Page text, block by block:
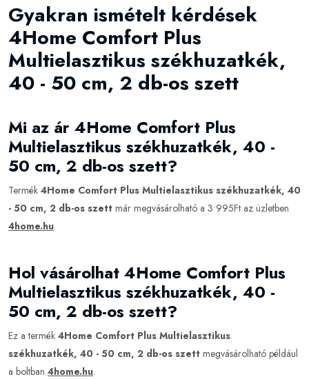
Gyakran ismételt kérdések
4Home Comfort Plus
Multielasztikus székhuzatkék,
40 - 50 cm, 2 db-os szett
Mi az ár 4Home Comfort Plus
Multielasztikus székhuzatkék, 40 -
50 cm, 2 db-os szett?
Termék 4Home Comfort Plus Multielasztikus székhuzatkék, 40
- 50 cm, 2 db-os szett már megvásárolható a 3 995Ft az üzletben
4home.hu.
Hol vásárolhat 4Home Comfort Plus
Multielasztikus székhuzatkék, 40 -
50 cm, 2 db-os szett?
Ez a termék 4Home Comfort Plus Multielasztikus
székhuzatkék, 40 - 50 cm, 2 db-os szett megvásárolható például
a boltban 4home.hu.